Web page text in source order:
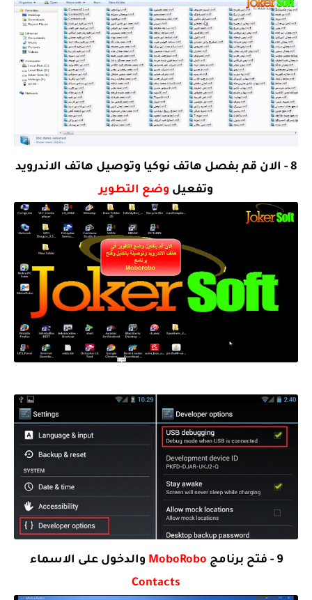
8 - الان قم بفصل هاتف نوكيا وتوصيل هاتف الاندرويد
وتفعيل وضع التطوير
9 - فتح برنامج MoboRobo والدخول على الاسماء
Contacts